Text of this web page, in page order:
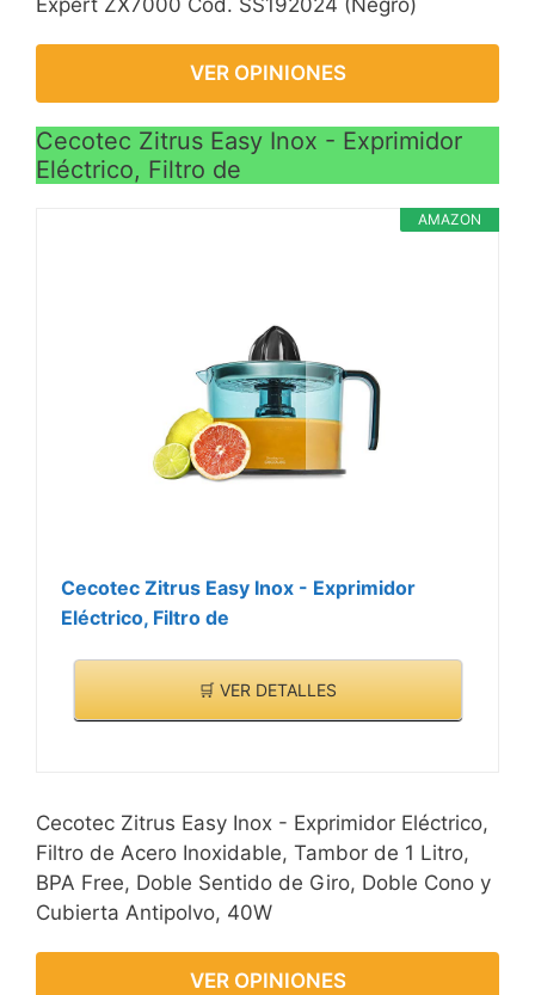
VER OPINIONES
Cecotec Zitrus Easy Inox - Exprimidor
Eléctrico, Filtro de
AMAZON
Cecotec Zitrus Easy Inox - Exprimidor
Eléctrico, Filtro de
🛒 VER DETALLES
Cecotec Zitrus Easy Inox - Exprimidor Eléctrico,
Filtro de Acero Inoxidable, Tambor de 1 Litro,
BPA Free, Doble Sentido de Giro, Doble Cono y
Cubierta Antipolvo, 40W
VER OPINIONES